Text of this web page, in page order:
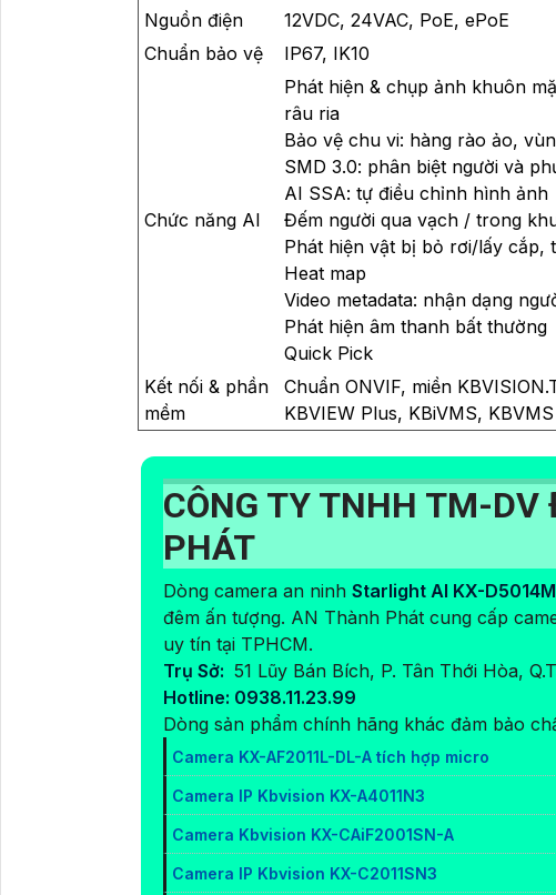
Nguồn điện
12VDC, 24VAC, PoE, ePoE
Chuẩn bảo vệ
IP67, IK10
Chức năng AI
Phát hiện & chụp ảnh khuôn
râu ria
Bảo vệ chu vi: hàng rào ảo,
SMD 3.0: phân biệt người và
AI SSA: tự điều chỉnh hình ảnh
Đếm người qua vạch / trong
Phát hiện vật bị bỏ rơi/lấy cắp,
Heat map
Video metadata: nhận dạng
Phát hiện âm thanh bất thường
Quick Pick
Kết nối & phần
mềm
Chuẩn ONVIF, miền
KBVIEW Plus, KBiVMS,
CÔNG TY TNHH TM-
PHÁT
Dòng camera an ninh Starlight AI KX-
đêm ấn tượng. AN Thành Phát cung cấp
uy tín tại TPHCM.
Trụ Sở: 51 Lũy Bán Bích, P. Tân Thới Hòa,
Hotline: 0938.11.23.99
Dòng sản phẩm chính hãng khác đảm bảo
Camera KX-AF2011L-DL-A tích hợp micro
Camera IP Kbvision KX-A4011N3
Camera Kbvision KX-CAiF2001SN-A
Camera IP Kbvision KX-C2011SN3